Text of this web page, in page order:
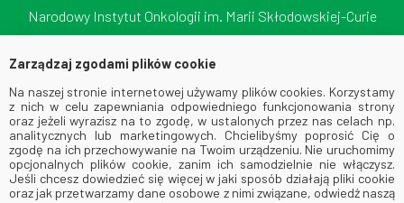
Narodowy Instytut Onkologii im. Marii Skłodowskiej-Curie
ul. Roentgena 5, 02-781 Warszawa
tel./faks: 512 606 724
Zarządzaj zgodami plików cookie
Na naszej stronie internetowej używamy plików cookies. Korzystamy
z nich w celu zapewniania odpowiedniego funkcjonowania strony
oraz jeżeli wyrazisz na to zgodę, w ustalonych przez nas celach np.
analitycznych lub marketingowych. Chcielibyśmy poprosić Cię o
zgodę na ich przechowywanie na Twoim urządzeniu. Nie uruchomimy
opcjonalnych plików cookie, zanim ich samodzielnie nie włączysz.
Jeśli chcesz dowiedzieć się więcej w jaki sposób działają pliki cookie
oraz jak przetwarzamy dane osobowe z nimi związane, odwiedź naszą